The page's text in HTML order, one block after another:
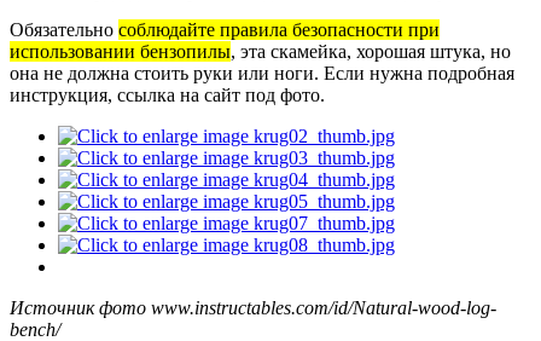
Обязательно соблюдайте правила безопасности при
использовании бензопилы, эта скамейка, хорошая штука, но
она не должна стоить руки или ноги. Если нужна подробная
инструкция, ссылка на сайт под фото.
Источник фото www.instructables.com/id/Natural-wood-log-
bench/